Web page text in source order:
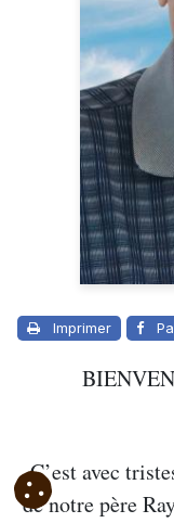
Imprimer
C’est avec
de notre père